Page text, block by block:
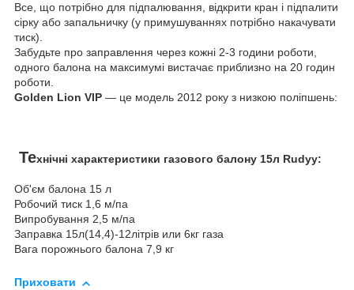
Все, що потрібно для підпалювання, відкрити кран і підпалити
сірку або запальничку (у примушуваннях потрібно накачувати
тиск).
Забудьте про заправлення через кожні 2-3 години роботи,
одного балона на максимумі вистачає приблизно на 20 годин
роботи.
Golden Lion VIP — це модель 2012 року з низкою поліпшень:
Технічні характеристики газового балону 15л Rudyy:
Об'єм балона 15 л
Робочий тиск 1,6 м/па
Випробування 2,5 м/па
Заправка 15л(14,4)-12літрів или 6кг газа
Вага порожнього балона 7,9 кг
Приховати